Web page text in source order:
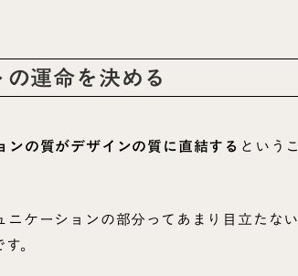
運命を決める
ンの質がデザインの質に直結する というこ
ケーションの部分ってあまり目立たない
。